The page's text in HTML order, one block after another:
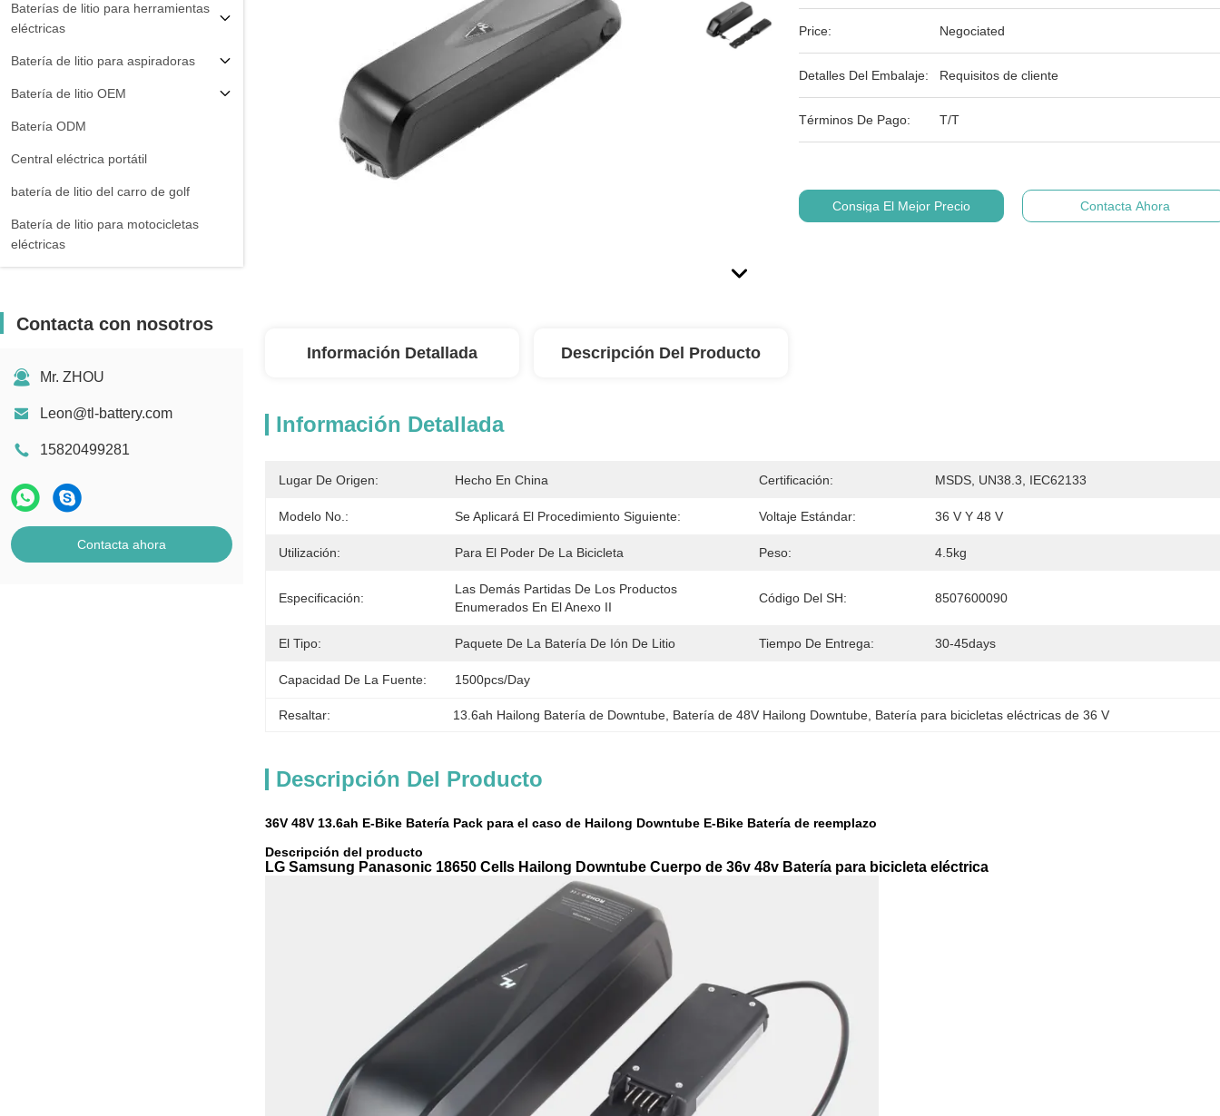
Baterías de litio para herramientas
eléctricas
Batería de litio para aspiradoras
Batería de litio OEM
Batería ODM
Central eléctrica portátil
batería de litio del carro de golf
Batería de litio para motocicletas
eléctricas
Contacta con nosotros
Mr. ZHOU
Leon@tl-battery.com
15820499281
Contacta ahora
Price: Negociated
Detalles Del Embalaje: Requisitos de cliente
Términos De Pago: T/T
Consiga El Mejor Precio Contacta Ahora
Información Detallada Descripción Del Producto
Información Detallada
Lugar De Origen: Hecho En China Certificación: MSDS, UN38.3, IEC62133
Modelo No.: Se Aplicará El Procedimiento Siguiente: Voltaje Estándar: 36 V Y 48 V
Utilización: Para El Poder De La Bicicleta Peso: 4.5kg
Especificación:
Las Demás Partidas De Los Productos
Enumerados En El Anexo II
Código Del SH: 8507600090
El Tipo: Paquete De La Batería De Ión De Litio Tiempo De Entrega: 30-45days
Capacidad De La Fuente: 1500pcs/day
Resaltar: 13.6ah Hailong Batería de Downtube Batería de 48V Hailong Downtube Batería para bicicletas eléctricas de 36 V
Descripción Del Producto
36V 48V 13.6ah E-Bike Batería Pack para el caso de Hailong Downtube E-Bike Batería de reemplazo
Descripción del producto
LG Samsung Panasonic 18650 Cells Hailong Downtube Cuerpo de 36v 48v Batería para bicicleta eléctrica